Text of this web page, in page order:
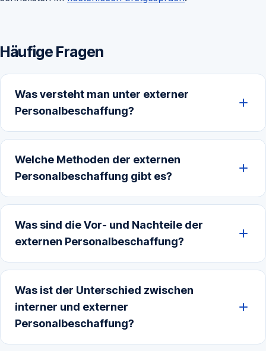
Häufige Fragen
Was versteht man unter externer
Personalbeschaffung?
Welche Methoden der externen
Personalbeschaffung gibt es?
Was sind die Vor- und Nachteile der
externen Personalbeschaffung?
Was ist der Unterschied zwischen
interner und externer
Personalbeschaffung?